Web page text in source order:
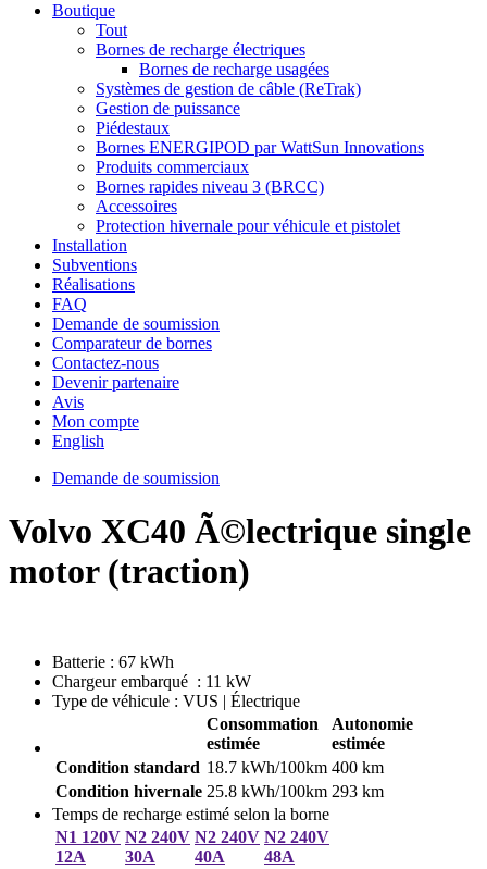
Boutique
Tout
Bornes de recharge électriques
Bornes de recharge usagées
Systèmes de gestion de câble (ReTrak)
Gestion de puissance
Piédestaux
Bornes ENERGIPOD par WattSun Innovations
Produits commerciaux
Bornes rapides niveau 3 (BRCC)
Accessoires
Protection hivernale pour véhicule et pistolet
Installation
Subventions
Réalisations
FAQ
Demande de soumission
Comparateur de bornes
Contactez-nous
Devenir partenaire
Avis
Mon compte
English
Demande de soumission
Volvo XC40 Ã©lectrique single
motor (traction)
Batterie : 67 kWh
Chargeur embarqué : 11 kW
Type de véhicule : VUS | Électrique
Consommation
estimée
Autonomie
estimée
Condition standard 18.7 kWh/100km 400 km
Condition hivernale 25.8 kWh/100km 293 km
Temps de recharge estimé selon la borne
N1 120V
12A
N2 240V
30A
N2 240V
40A
N2 240V
48A